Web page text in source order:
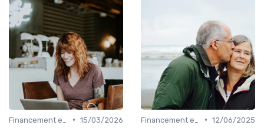
• 15/03/2026
• 12/06/2025